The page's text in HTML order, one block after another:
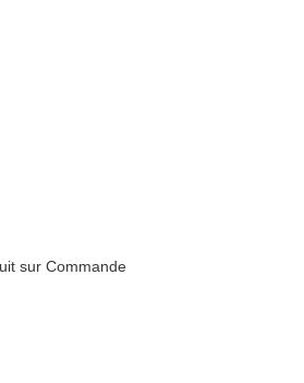
sur Commande